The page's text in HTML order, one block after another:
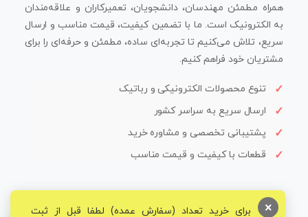
همراه مطمئن مهندسان، دانشجویان، تعمیرکاران و علاقه‌مندان
به الکترونیک است. ما با تضمین کیفیت، قیمت مناسب و ارسال
سریع، تلاش می‌کنیم تا تجربه‌ای ساده، مطمئن و حرفه‌ای را برای
مشتریان خود فراهم کنیم.
تنوع محصولات الکترونیکی و رباتیک
ارسال سریع به سراسر کشور
پشتیبانی تخصصی و مشاوره خرید
قطعات با کیفیت و قیمت مناسب
برای خرید تعداد (سفارش عمده) لطفا قبل از ثبت ×